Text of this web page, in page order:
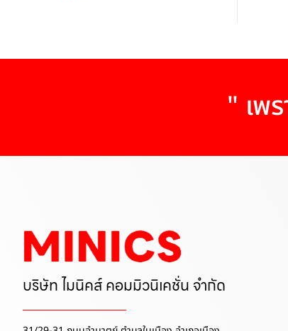
" เพ
บริษัท ไมนิคส์ คอมมิวนิเคชั่น จำกัด